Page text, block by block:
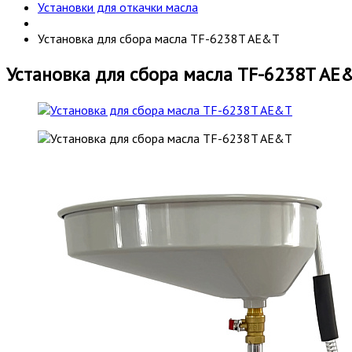
Установки для откачки масла
Установка для сбора масла TF-6238T AE&T
Установка для сбора масла TF-6238T